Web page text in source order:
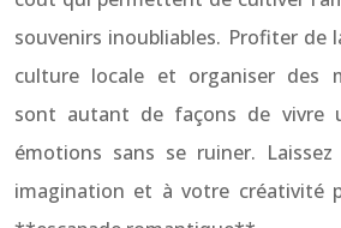
souvenirs inoubliables. Profiter de
culture locale et organiser des
sont autant de façons de vivre
émotions sans se ruiner.
imagination et à votre créativité